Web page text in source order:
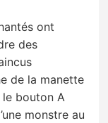
ont
des
de la manette
le bouton A
monstre au